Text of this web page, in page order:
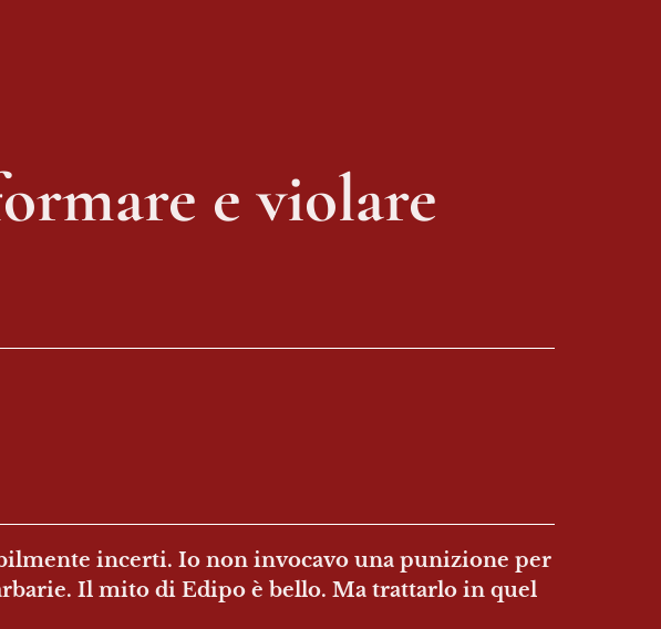
e violare
incerti. Io non invocavo una punizione per
Il mito di Edipo è bello. Ma trattarlo in quel